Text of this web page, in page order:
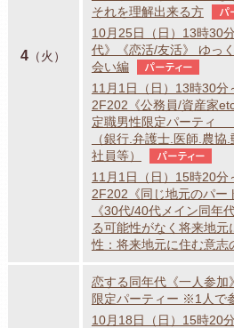
4 （火）
それを理解出来る方
パ
10月25日（日）13時30
代》《恋活/友活》 ゆっ
会い編
パーティー
11月1日（日）13時30分
2F202《公務員/資産家
定職男性限定パーティ
（銀行.弁護士.医師.農
社員等）
パーティー
11月1日（日）15時20分
2F202《同じ地元のパー
《30代/40代メイン同
る可能性がなく将来地
性：将来地元に住む意志
恋する同年代《一人参加
限定パーティー ※1人で
10月18日（日）15時20